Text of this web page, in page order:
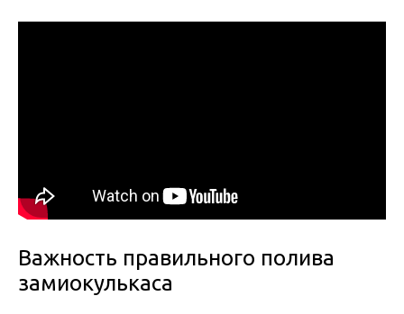
Важность правильного полива
замиокулькаса